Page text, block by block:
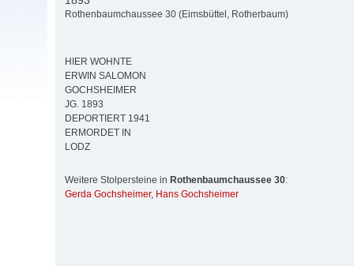
Rothenbaumchaussee 30 (Eimsbüttel, Rotherbaum)
HIER WOHNTE
ERWIN SALOMON
GOCHSHEIMER
JG. 1893
DEPORTIERT 1941
ERMORDET IN
LODZ
Weitere Stolpersteine in Rothenbaumchaussee 30:
Gerda Gochsheimer, Hans Gochsheimer